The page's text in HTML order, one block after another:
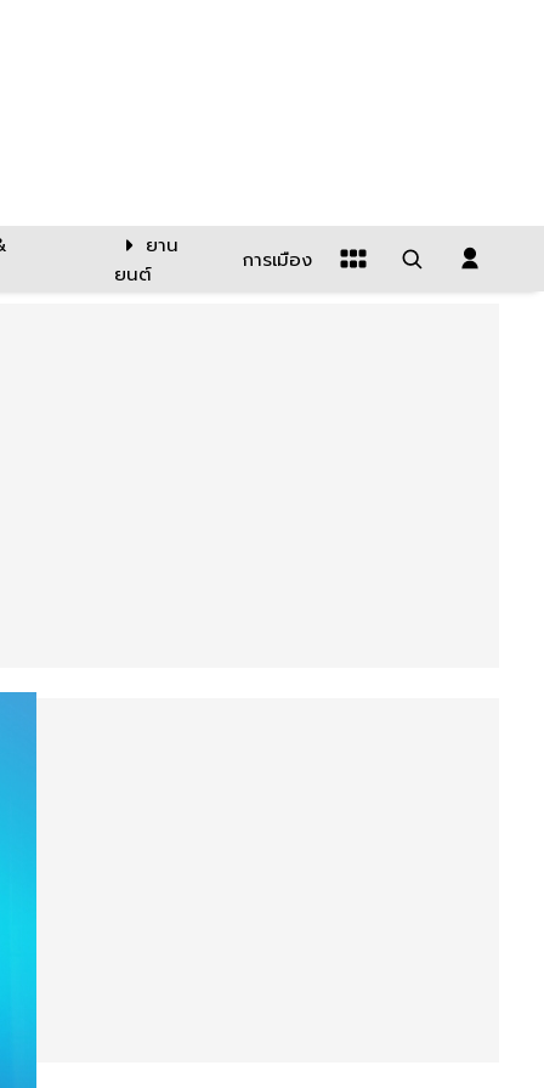
ยาน
ยนต์
การเมือง